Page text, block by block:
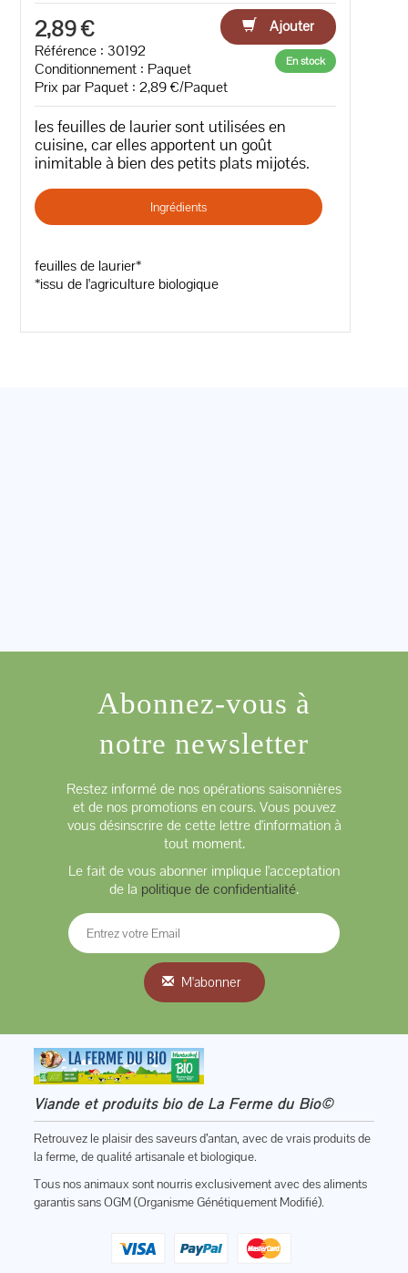
2,89 €
Ajouter
Référence : 30192
Conditionnement : Paquet
Prix par Paquet : 2,89 €/Paquet
En stock
les feuilles de laurier sont utilisées en
cuisine, car elles apportent un goût
inimitable à bien des petits plats mijotés.
Ingrédients
feuilles de laurier*
*issu de l'agriculture biologique
Abonnez-vous à
notre newsletter
Restez informé de nos opérations saisonnières
et de nos promotions en cours. Vous pouvez
vous désinscrire de cette lettre d'information à
tout moment.
Le fait de vous abonner implique l'acceptation
de la politique de confidentialité.
M'abonner
Viande et produits bio de La Ferme du Bio©
Retrouvez le plaisir des saveurs d’antan, avec de vrais produits de
la ferme, de qualité artisanale et biologique.
Tous nos animaux sont nourris exclusivement avec des aliments
garantis sans OGM (Organisme Génétiquement Modifié).